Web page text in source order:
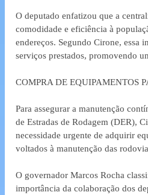
O deputado enfatizou que a
comodidade e eficiência à
endereços. Segundo Cirone, essa
serviços prestados, promovendo
COMPRA DE EQUIPAMENTOS
Para assegurar a manutenção
de Estradas de Rodagem (DER),
necessidade urgente de adquirir
voltados à manutenção das
O governador Marcos Rocha
importância da colaboração dos